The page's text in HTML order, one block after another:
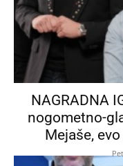
NAGRADNA
nogometno-
Mejaše,